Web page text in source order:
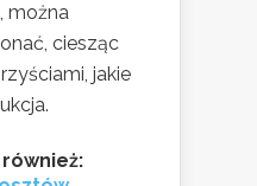
można
ciesząc
jakie